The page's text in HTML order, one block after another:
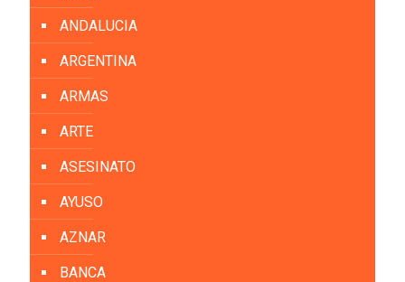
ANDALUCIA
ARGENTINA
ARMAS
ARTE
ASESINATO
AYUSO
AZNAR
BANCA